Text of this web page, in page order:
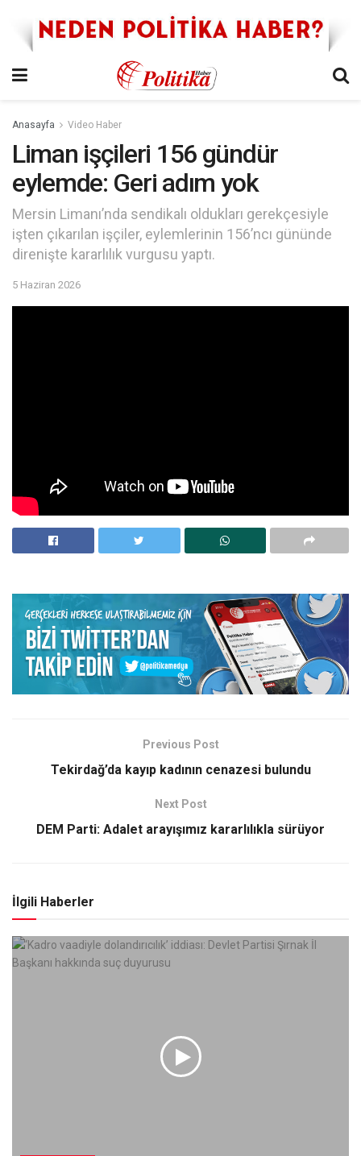
Anasayfa Video Haber
Liman işçileri 156 gündür
eylemde: Geri adım yok
Mersin Limanı’nda sendikalı oldukları gerekçesiyle
işten çıkarılan işçiler, eylemlerinin 156’ncı gününde
direnişte kararlılık vurgusu yaptı.
5 Haziran 2026
Previous Post
Tekirdağ’da kayıp kadının cenazesi bulundu
Next Post
DEM Parti: Adalet arayışımız kararlılıkla sürüyor
İlgili Haberler